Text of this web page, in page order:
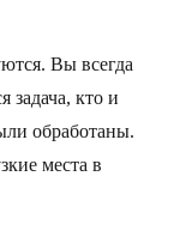
Вы всегда
задача, кто и
обработаны.
места в